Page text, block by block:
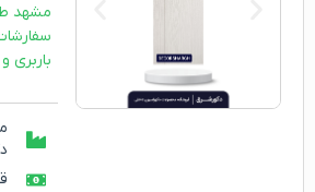
مشهد طی ۱ روز
باربری و طی ۲